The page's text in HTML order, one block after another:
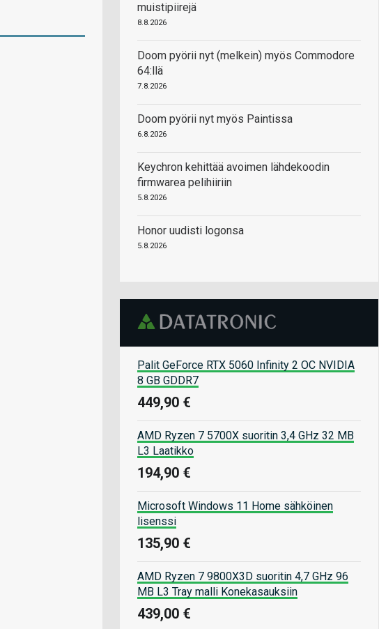
muistipiirejä
8.8.2026
Doom pyörii nyt (melkein) myös Commodore
64:llä
7.8.2026
Doom pyörii nyt myös Paintissa
6.8.2026
Keychron kehittää avoimen lähdekoodin
firmwarea pelihiiriin
5.8.2026
Honor uudisti logonsa
5.8.2026
Palit GeForce RTX 5060 Infinity 2 OC NVIDIA
8 GB GDDR7
449,90 €
AMD Ryzen 7 5700X suoritin 3,4 GHz 32 MB
L3 Laatikko
194,90 €
Microsoft Windows 11 Home sähköinen
lisenssi
135,90 €
AMD Ryzen 7 9800X3D suoritin 4,7 GHz 96
MB L3 Tray malli Konekasauksiin
439,00 €